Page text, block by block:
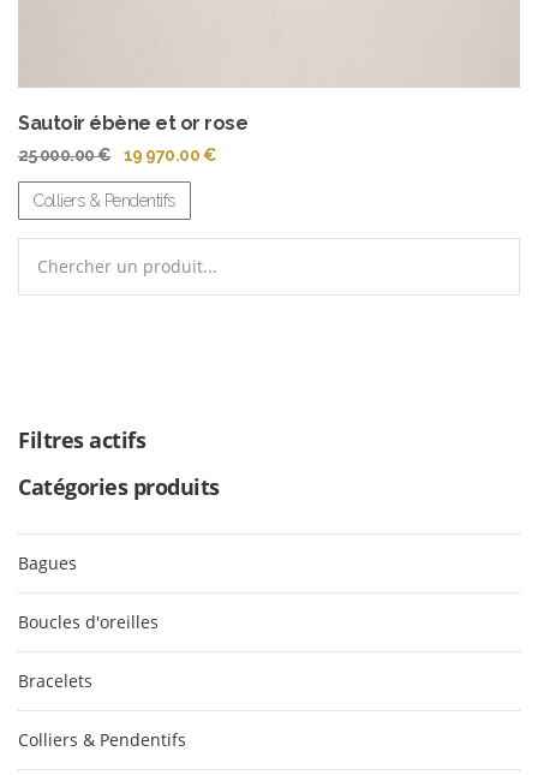
Sautoir ébène et or rose
25 000.00€
Le
initial
était :
25
000.00 €.
19 970.00 €Le
19
970.00 €.
Colliers & Pendentifs
for:
Filtres actifs
Catégories produits
Bagues
Boucles d'oreilles
Bracelets
Colliers & Pendentifs